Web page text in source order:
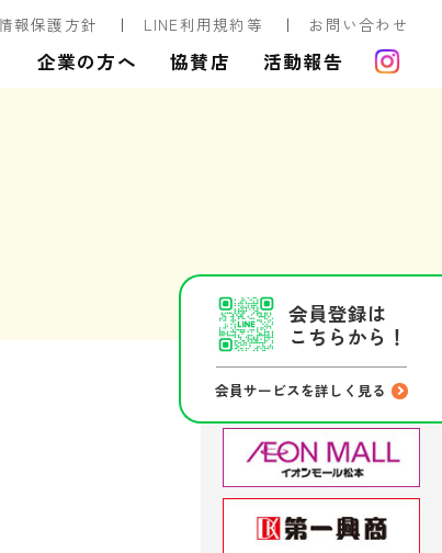
報保護方針 LINE利用規約等 お問い合わせ
企業の方へ 協賛店 活動報告
会員登録は
こちらから！
会員サービスを詳しく見る